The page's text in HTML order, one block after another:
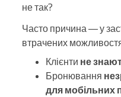
не так?
Часто причина — у
втрачених
Клієнти не
Бронювання
для мобільних